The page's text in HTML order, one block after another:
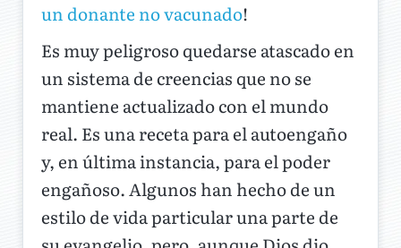
un donante no vacunado!
Es muy peligroso quedarse atascado en
un sistema de creencias que no se
mantiene actualizado con el mundo
real. Es una receta para el autoengaño
y, en última instancia, para el poder
engañoso. Algunos han hecho de un
estilo de vida particular una parte de